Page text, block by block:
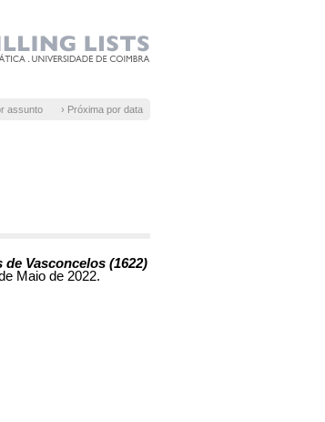
assunto › Próxima por data
Vasconcelos (1622)
Maio de 2022.